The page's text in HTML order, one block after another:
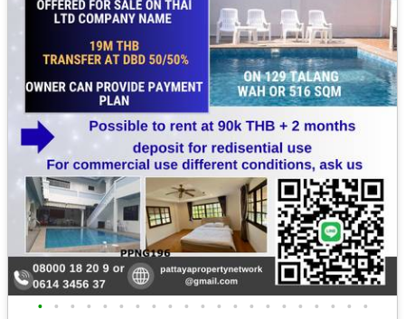
• • • • • • • • • • • • • • • • • • • • •